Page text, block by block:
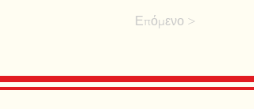
Επόμενο >